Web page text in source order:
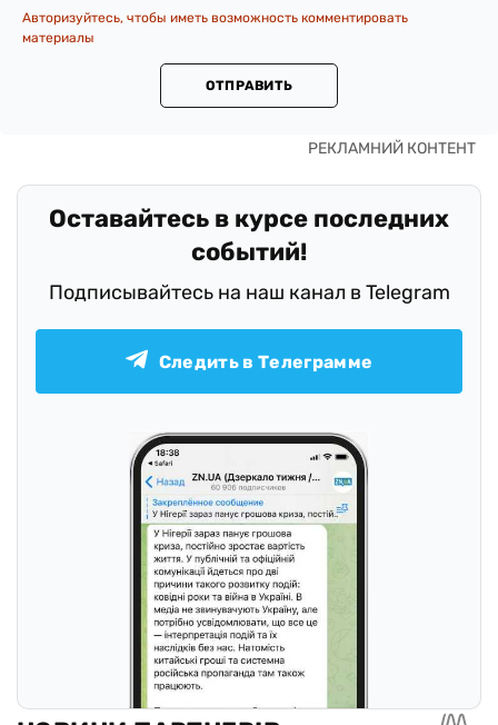
Авторизуйтесь, чтобы иметь возможность комментировать
материалы
ОТПРАВИТЬ
Оставайтесь в курсе последних
событий!
Подписывайтесь на наш канал в Telegram
Следить в Телеграмме